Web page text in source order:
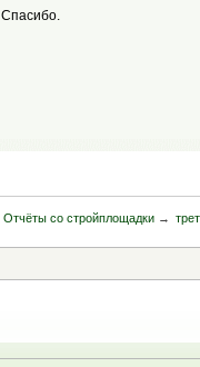
Спасибо.
Отчёты со стройплощадки→